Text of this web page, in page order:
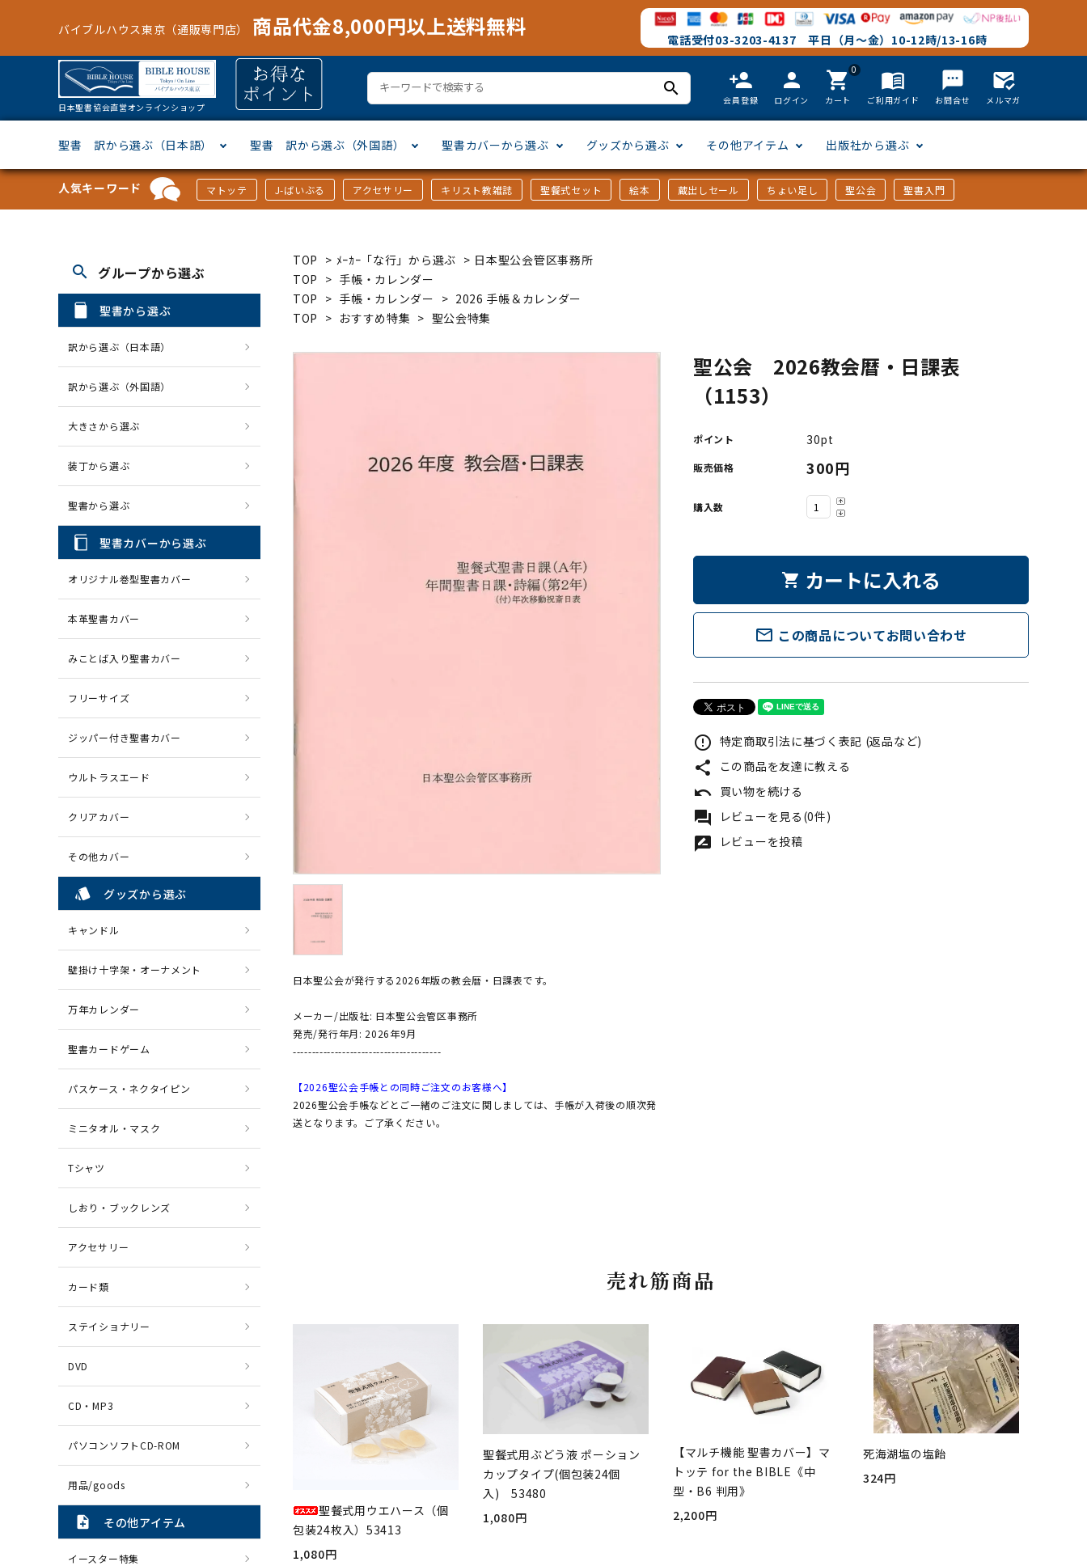
バイブルハウス東京（通販専門店） 商品代金8,000円以上送料無料 電話受付03-3203-4137 平日（月～金）10-12時/13-16時
日本聖書協会直営オンラインショップ
search person_add
会員登録
person
ログイン
0
shopping_cart
カート
menu_book
ご利用ガイド
textsms
お問合せ
mark_email_read
メルマガ
聖書 訳から選ぶ（日本語）
新改訳 フランシスコ会訳
聖書 訳から選ぶ（外国語）
ドイツ語 フランス語
聖書カバーから選ぶ
ジッパー付き聖書カバー ウルトラスエード
グッズから選ぶ
パスケース・ネクタイピン ミニタオル・マスク
CD・MP3
その他アイテム
聖書通読 キリスト教雑誌
出版社から選ぶ
「な行」から選ぶ 「は行」から選ぶ
人気キーワード マトッテ J-ばいぶる アクセサリー キリスト教雑誌 聖餐式セット 絵本 蔵出しセール ちょい足し 聖公会 聖書入門
TOP > ﾒｰｶｰ「な行」から選ぶ > 日本聖公会管区事務所
TOP > 手帳・カレンダー
TOP > 手帳・カレンダー > 2026 手帳＆カレンダー
TOP > おすすめ特集 > 聖公会特集
日本聖公会が発行する2026年版の教会暦・日課表です。
メーカー/出版社: 日本聖公会管区事務所
発売/発行年月: 2026年9月
---------------------------------------
【2026聖公会手帳との同時ご注文のお客様へ】
2026聖公会手帳などとご一緒のご注文に関しましては、手帳が入荷後の順次発
送となります。ご了承ください。
聖公会 2026教会暦・日課表
（1153）
ポイント 30pt
販売価格 300円
購入数
shopping_cart カートに入れる
mail_outline この商品についてお問い合わせ
error_outline 特定商取引法に基づく表記 (返品など)
share この商品を友達に教える
undo 買い物を続ける
forum レビューを見る(0件)
rate_review レビューを投稿
売れ筋商品
聖餐式用ウエハース（個
包装24枚入）53413
1,080円
聖餐式用ぶどう液 ポーション
カップタイプ(個包装24個
入) 53480
1,080円
【マルチ機能 聖書カバー】マ
トッテ for the BIBLE《中
型・B6 判用》
2,200円
死海湖塩の塩飴
324円
search グループから選ぶ
聖書から選ぶ
訳から選ぶ（日本語）
訳から選ぶ（外国語）
大きさから選ぶ
装丁から選ぶ
聖書から選ぶ
聖書カバーから選ぶ
オリジナル巻型聖書カバー
本革聖書カバー
みことば入り聖書カバー
フリーサイズ
ジッパー付き聖書カバー
ウルトラスエード
クリアカバー
その他カバー
style グッズから選ぶ
キャンドル
壁掛け十字架・オーナメント
万年カレンダー
聖書カードゲーム
パスケース・ネクタイピン
ミニタオル・マスク
Tシャツ
しおり・ブックレンズ
アクセサリー
カード類
ステイショナリー
DVD
CD・MP3
パソコンソフトCD-ROM
用品/goods
note_add その他アイテム
イースター特集